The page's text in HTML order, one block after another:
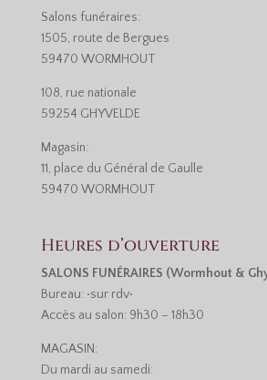
Salons funéraires:
1505, route de Bergues
59470 WORMHOUT
108, rue nationale
59254 GHYVELDE
Magasin:
11, place du Général de Gaulle
59470 WORMHOUT
Heures d’ouverture
SALONS FUNÉRAIRES (Wormhout &
Bureau: •sur rdv•
Accès au salon: 9h30 – 18h30
MAGASIN:
Du mardi au samedi: